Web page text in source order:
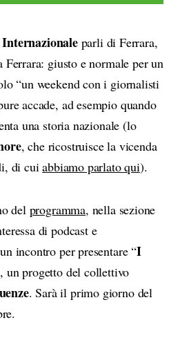
Internazionaleparli di Ferrara,
Ferrara: giusto e normale per un
“un weekend con i giornalisti
accade, ad esempio quando
una storia nazionale (lo
, che ricostruisce la vicenda
di cuiabbiamo parlato qui).
del programma, nella sezione
di podcast e
incontro per presentare “I
, un progetto del collettivo
. Sarà il primo giorno del